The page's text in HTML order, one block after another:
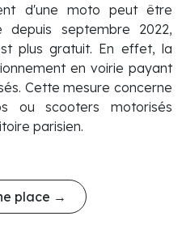
d'une moto peut être
depuis septembre 2022,
plus gratuit. En effet, la
en voirie payant
Cette mesure concerne
ou scooters motorisés
parisien.
place →